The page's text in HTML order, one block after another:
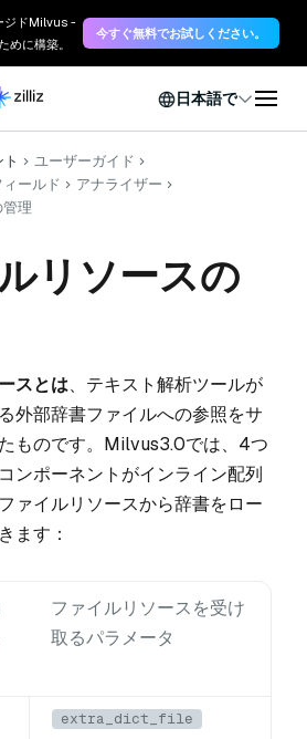
ジドMilvus -
めに構築。
今すぐ無料でお試しください。
日本語で
ユーザーガイド
ールド
アナライザー
理
リソースの
スとは、テキスト解析ツールが
外部辞書ファイルへの参照をサ
ものです。Milvus3.0では、4つ
ンポーネントがインライン配列
ァイルリソースから辞書をロー
ます：
ファイルリソースを受け
取るパラメータ
extra_dict_file